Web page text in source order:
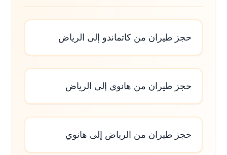
حجز طيران من كاتماندو إلى الرياض
حجز طيران من هانوي إلى الرياض
حجز طيران من الرياض إلى هانوي